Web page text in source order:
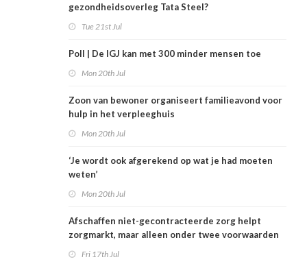
gezondheidsoverleg Tata Steel?
Tue 21st Jul
Poll | De IGJ kan met 300 minder mensen toe
Mon 20th Jul
Zoon van bewoner organiseert familieavond voor
hulp in het verpleeghuis
Mon 20th Jul
‘Je wordt ook afgerekend op wat je had moeten
weten’
Mon 20th Jul
Afschaffen niet-gecontracteerde zorg helpt
zorgmarkt, maar alleen onder twee voorwaarden
Fri 17th Jul